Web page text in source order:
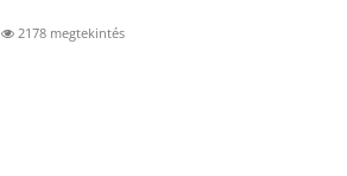
2178 megtekintés